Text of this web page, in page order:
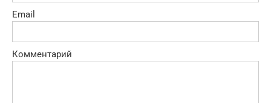
Email
Комментарий